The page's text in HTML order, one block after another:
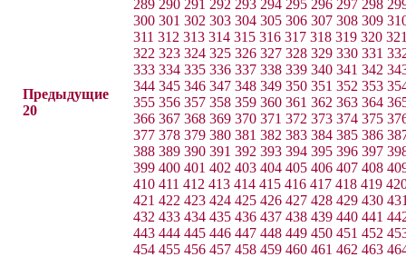
Предыдущие
20
289 290 291 292 293 294 295 296 297 298
300 301 302 303 304 305 306 307 308 309
311 312 313 314 315 316 317 318 319 320
322 323 324 325 326 327 328 329 330 331
333 334 335 336 337 338 339 340 341 342
344 345 346 347 348 349 350 351 352 353
355 356 357 358 359 360 361 362 363 364
366 367 368 369 370 371 372 373 374 375
377 378 379 380 381 382 383 384 385 386
388 389 390 391 392 393 394 395 396 397
399 400 401 402 403 404 405 406 407 408
410 411 412 413 414 415 416 417 418 419
421 422 423 424 425 426 427 428 429 430
432 433 434 435 436 437 438 439 440 441
443 444 445 446 447 448 449 450 451 452
454 455 456 457 458 459 460 461 462 463